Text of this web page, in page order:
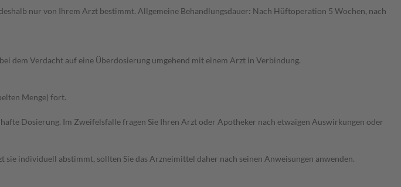
nur von Ihrem Arzt bestimmt. Allgemeine Behandlungsdauer: Nach Hüftoperation 5 Wochen, nach
dem Verdacht auf eine Überdosierung umgehend mit einem Arzt in Verbindung.
Menge) fort.
Dosierung. Im Zweifelsfalle fragen Sie Ihren Arzt oder Apotheker nach etwaigen Auswirkungen oder
individuell abstimmt, sollten Sie das Arzneimittel daher nach seinen Anweisungen anwenden.